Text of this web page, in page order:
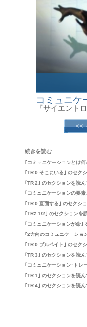
コミュニケ
『サイエント
<<
続きを読む
｢コミュニケーションとは何
｢TR 0 そこにいる｣ のセク
｢TR 2｣ のセクションを読ん
｢コミュニケーションの要素
｢TR 0 直面する｣ のセクシ
｢TR2 1/2｣ のセクションを
｢コミュニケーションが命｣
｢2方向のコミュニケーショ
｢TR 0 ブルベイト｣ のセク
｢TR 3｣ のセクションを読ん
｢コミュニケーション･トレ
｢TR 1｣ のセクションを読ん
｢TR 4｣ のセクションを読ん